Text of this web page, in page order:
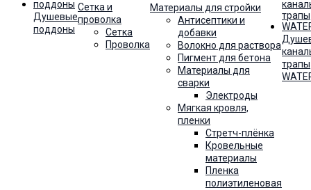
Душевые
поддоны
Сетка и
проволка
Сетка
Проволка
Материалы для стройки
Антисептики и
добавки
Волокно для раствора
Пигмент для бетона
Материалы для
сварки
Электроды
Мягкая кровля,
пленки
Стретч-плёнка
Кровельные
материалы
Пленка
полиэтиленовая
трапы